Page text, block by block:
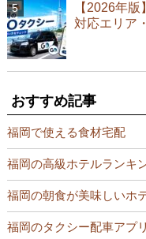
【2026年
対応エリア
おすすめ記事
福岡で使える食材宅配
福岡の高級ホテルランキ
福岡の朝食が美味しいホ
福岡のタクシー配車アプ